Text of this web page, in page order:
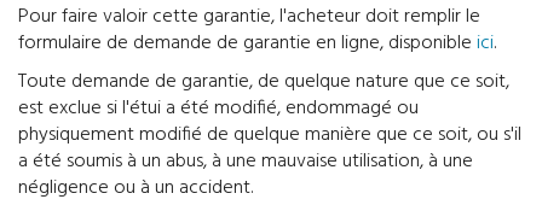
Pour faire valoir cette garantie, l'acheteur doit remplir le
formulaire de demande de garantie en ligne, disponibleici.
Toute demande de garantie, de quelque nature que ce soit,
est exclue si l'étui a été modifié, endommagé ou
physiquement modifié de quelque manière que ce soit, ou s'il
a été soumis à un abus, à une mauvaise utilisation, à une
négligence ou à un accident.